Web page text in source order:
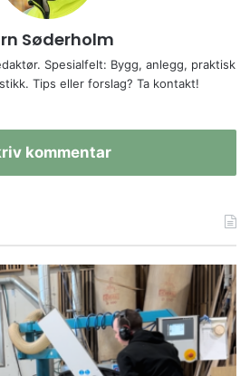
Søderholm
Spesialfelt: Bygg, anlegg, praktisk
Tips eller forslag? Ta kontakt!
kommentar